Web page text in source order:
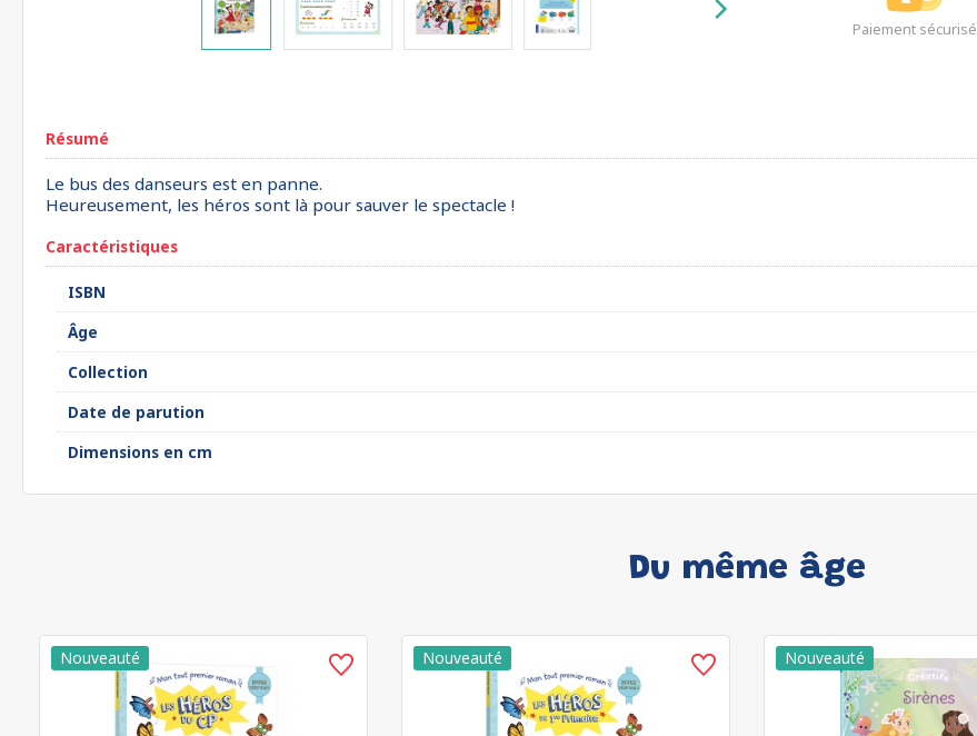
Paiement sécurisé
Résumé
Le bus des danseurs est en panne.
Heureusement, les héros sont là pour sauver le spectacle !
Caractéristiques
ISBN
Âge
Collection
Date de parution
Dimensions en cm
Du même âge